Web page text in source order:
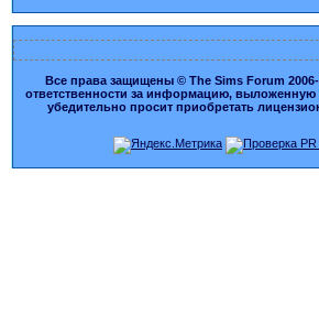
Все права защищены © The Sims Forum
ответственности за информацию,
убедительно просит приобретать